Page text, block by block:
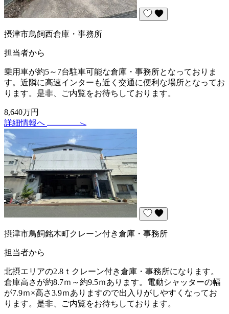
摂津市鳥飼西倉庫・事務所
担当者から
乗用車が約5～7台駐車可能な倉庫・事務所となっておりま
す。近隣に高速インターも近く交通に便利な場所となってお
ります。是非、ご内覧をお待ちしております。
8,640万円
詳細情報へ
摂津市鳥飼銘木町クレーン付き倉庫・事務所
担当者から
北摂エリアの2.8ｔクレーン付き倉庫・事務所になります。
倉庫高さが約8.7ｍ～約9.5ｍあります。電動シャッターの幅
が7.9ｍ×高さ3.9ｍありますので出入りがしやすくなってお
ります。是非、ご内覧をお待ちしております。